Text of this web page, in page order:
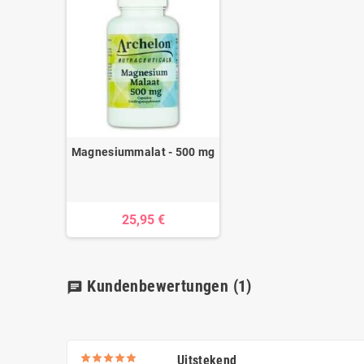
Magnesiummalat - 500 mg
25,95 €
chat Kundenbewertungen (1)
Uitstekend